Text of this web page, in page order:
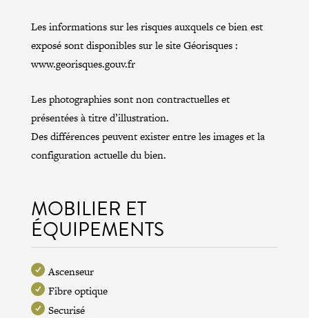
Les informations sur les risques auxquels ce bien est
exposé sont disponibles sur le site Géorisques :
www.georisques.gouv.fr
Les photographies sont non contractuelles et
présentées à titre d’illustration.
Des différences peuvent exister entre les images et la
configuration actuelle du bien.
MOBILIER ET
ÉQUIPEMENTS
Ascenseur
Fibre optique
Securisé